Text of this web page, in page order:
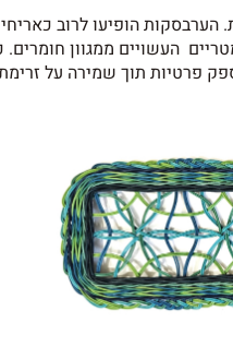
הופיעו לרוב
העשויים ממגוון חומרים.
פרטיות תוך שמירה על זרימת